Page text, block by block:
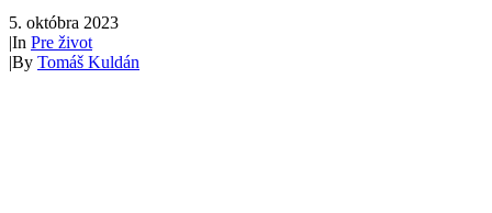
5. októbra 2023
|In Pre život
|By Tomáš Kuldán